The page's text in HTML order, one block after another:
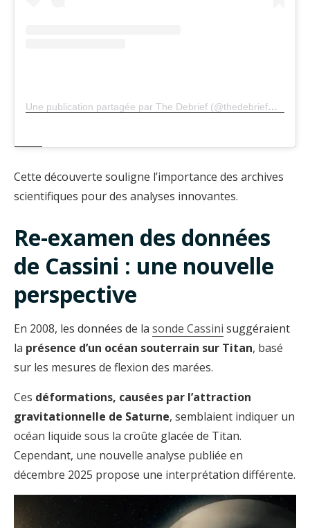
Une publication partagée par The Debrief (@thedebriefmedia)
Cette découverte souligne l’importance des archives
scientifiques pour des analyses innovantes.
Re-examen des données
de Cassini : une nouvelle
perspective
En 2008, les données de la sonde Cassini suggéraient
la présence d’un océan souterrain sur Titan, basé
sur les mesures de flexion des marées.
Ces déformations, causées par l’attraction
gravitationnelle de Saturne, semblaient indiquer un
océan liquide sous la croûte glacée de Titan.
Cependant, une nouvelle analyse publiée en
décembre 2025 propose une interprétation différente.